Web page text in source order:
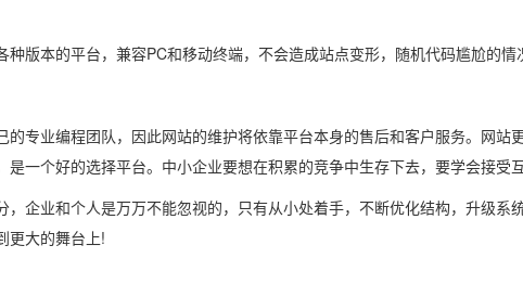
本的平台，兼容PC和移动终端，不会造成站点变形，随机代码尴尬的情
专业编程团队，因此网站的维护将依靠平台本身的售后和客户服务。网
一个好的选择平台。中小企业要想在积累的竞争中生存下去，要学会接受
业和个人是万万不能忽视的，只有从小处着手，不断优化结构，升级
更大的舞台上!